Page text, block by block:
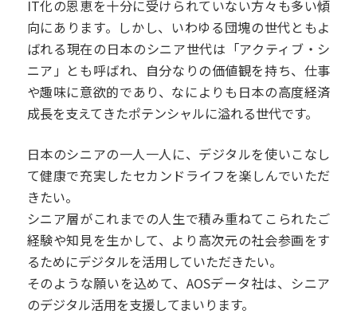
IT化の恩恵を十分に受けられていない方々も多い傾
向にあります。しかし、いわゆる団塊の世代ともよ
ばれる現在の日本のシニア世代は「アクティブ・シ
ニア」とも呼ばれ、自分なりの価値観を持ち、仕事
や趣味に意欲的であり、なによりも日本の高度経済
成長を支えてきたポテンシャルに溢れる世代です。
日本のシニアの一人一人に、デジタルを使いこなし
て健康で充実したセカンドライフを楽しんでいただ
きたい。
シニア層がこれまでの人生で積み重ねてこられたご
経験や知見を生かして、より高次元の社会参画をす
るためにデジタルを活用していただきたい。
そのような願いを込めて、AOSデータ社は、シニア
のデジタル活用を支援してまいります。